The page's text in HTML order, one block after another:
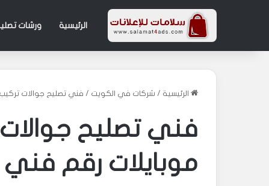
الرئيسية ورشات
الرئيسية / شركات في الكويت / فني تصليح جوالات
فني تصليح
موبايلات رقم